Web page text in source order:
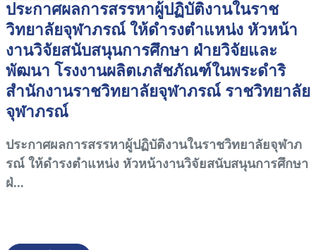
ประกาศผลการสรรหาผู้ปฏิบัติงานในราช
วิทยาลัยจุฬาภรณ์ ให้ดำรงตำแหน่ง หัวหน้า
งานวิจัยสนับสนุนการศึกษา ฝ่ายวิจัยและ
พัฒนา โรงงานผลิตเภสัชภัณฑ์ในพระดำริ
สำนักงานราชวิทยาลัยจุฬาภรณ์ ราชวิทยาลัย
จุฬาภรณ์
ประกาศผลการสรรหาผู้ปฏิบัติงานในราชวิทยาลัยจุฬาภ
รณ์ ให้ดำรงตำแหน่ง หัวหน้างานวิจัยสนับสนุนการศึกษา
ฝ่...